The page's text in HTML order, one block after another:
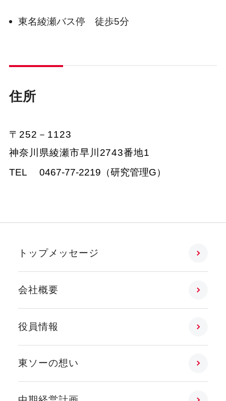
東名綾瀬バス停 徒歩5分
住所
〒252－1123
神奈川県綾瀬市早川2743番地1
TEL
0467-77-2219（研究管理G）
トップメッセージ
会社概要
役員情報
東ソーの想い